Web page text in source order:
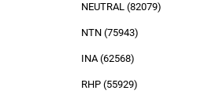
NEUTRAL (82079)
NTN (75943)
INA (62568)
RHP (55929)